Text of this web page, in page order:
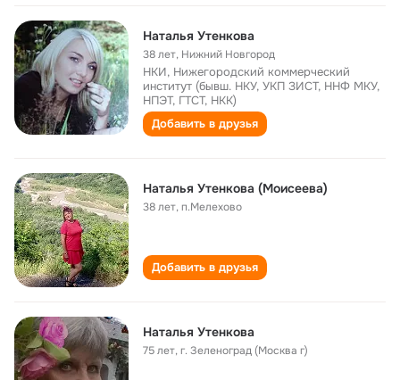
Наталья Утенкова
38 лет, Нижний Новгород
НКИ, Нижегородский коммерческий
институт (бывш. НКУ, УКП ЗИСТ, ННФ МКУ,
НПЭТ, ГТСТ, НКК)
Добавить в друзья
Наталья Утенкова (Моисеева)
38 лет,п.Мелехово
Добавить в друзья
Наталья Утенкова
75 лет,г. Зеленоград (Москва г)